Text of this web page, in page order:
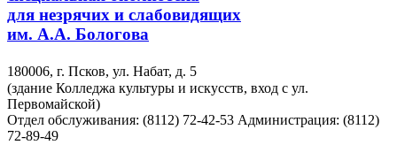
для незрячих и слабовидящих
им. А.А. Бологова
180006, г. Псков, ул. Набат, д. 5
(здание Колледжа культуры и искусств, вход с ул.
Первомайской)
Отдел обслуживания: (8112) 72-42-53 Администрация: (8112)
72-89-49